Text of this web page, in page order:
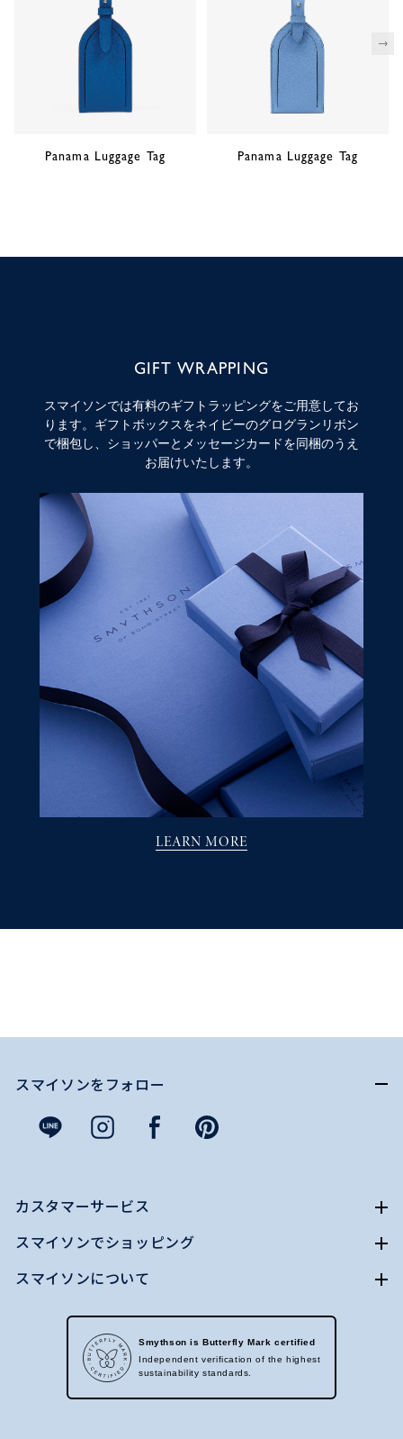
Panama Luggage Tag Panama Luggage Tag
次
GIFT WRAPPING
スマイソンでは有料のギフトラッピングをご用意してお
ります。ギフトボックスをネイビーのグログランリボン
で梱包し、ショッパーとメッセージカードを同梱のうえ
お届けいたします。
LEARN MORE
スマイソンをフォロー
カスタマーサービス
スマイソンでショッピング
スマイソンについて
Smythson is Butterfly Mark certified
Independent verification of the highest
sustainability standards.